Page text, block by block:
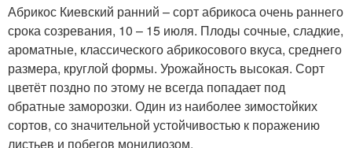
Абрикос Киевский ранний – сорт абрикоса очень раннего
срока созревания, 10 – 15 июля. Плоды сочные, сладкие,
ароматные, классического абрикосового вкуса, среднего
размера, круглой формы. Урожайность высокая. Сорт
цветёт поздно по этому не всегда попадает под
обратные заморозки. Один из наиболее зимостойких
сортов, со значительной устойчивостью к поражению
листьев и побегов монилиозом.